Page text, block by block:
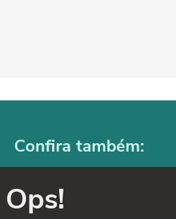
Confira também:
Ops!